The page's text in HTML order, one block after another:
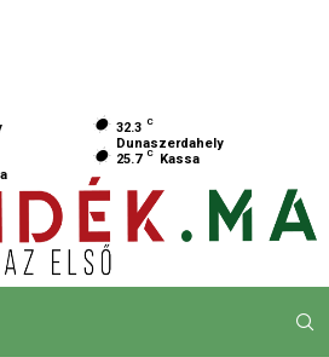
32.3 C
Dunaszerdahely
25.7 C Kassa